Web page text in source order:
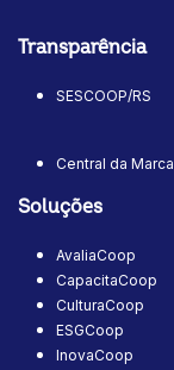
Transparência
SESCOOP/RS
Central da Marca
Soluções
AvaliaCoop
CapacitaCoop
CulturaCoop
ESGCoop
InovaCoop